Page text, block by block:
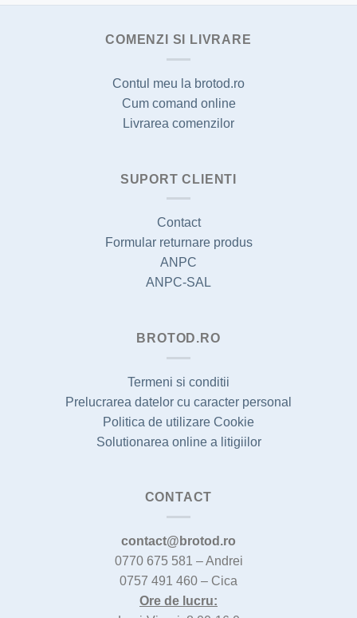
COMENZI SI LIVRARE
Contul meu la brotod.ro
Cum comand online
Livrarea comenzilor
SUPORT CLIENTI
Contact
Formular returnare produs
ANPC
ANPC-SAL
BROTOD.RO
Termeni si conditii
Prelucrarea datelor cu caracter personal
Politica de utilizare Cookie
Solutionarea online a litigiilor
CONTACT
contact@brotod.ro
0770 675 581 – Andrei
0757 491 460 – Cica
Ore de lucru: